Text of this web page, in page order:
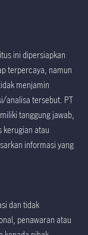
ini dipersiapkan
terpercaya, namun
menjamin
analisa tersebut. PT
tanggung jawab,
kerugian atau
informasi yang
dan tidak
penawaran atau